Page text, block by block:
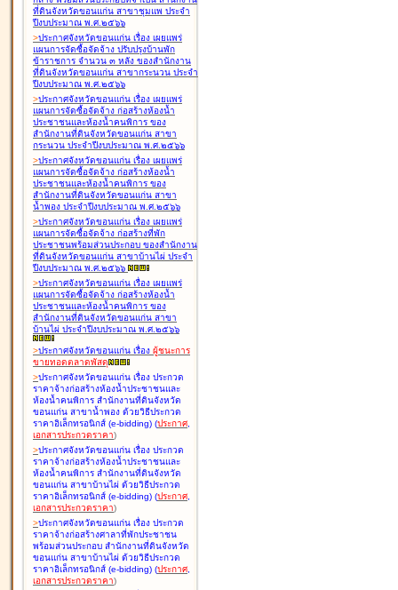
ที่ดินจังหวัดขอนแก่น สาขาชุมแพ ประจำ
ปีงบประมาณ พ.ศ.๒๕๖๖
>ประกาศจังหวัดขอนแก่น เรื่อง เผยแพร่
แผนการจัดซื้อจัดจ้าง ปรับปรุงบ้านพัก
ข้าราชการ จำนวน ๓ หลัง ของสำนักงาน
ที่ดินจังหวัดขอนแก่น สาขากระนวน ประจำ
ปีงบประมาณ พ.ศ.๒๕๖๖
>ประกาศจังหวัดขอนแก่น เรื่อง เผยแพร่
แผนการจัดซื้อจัดจ้าง ก่อสร้างห้องน้ำ
ประชาชนและห้องน้ำคนพิการ ของ
สำนักงานที่ดินจังหวัดขอนแก่น สาขา
กระนวน ประจำปีงบประมาณ พ.ศ.๒๕๖๖
>ประกาศจังหวัดขอนแก่น เรื่อง เผยแพร่
แผนการจัดซื้อจัดจ้าง ก่อสร้างห้องน้ำ
ประชาชนและห้องน้ำคนพิการ ของ
สำนักงานที่ดินจังหวัดขอนแก่น สาขา
น้ำพอง ประจำปีงบประมาณ พ.ศ.๒๕๖๖
>ประกาศจังหวัดขอนแก่น เรื่อง เผยแพร่
แผนการจัดซื้อจัดจ้าง ก่อสร้างที่พัก
ประชาชนพร้อมส่วนประกอบ ของสำนักงาน
ที่ดินจังหวัดขอนแก่น สาขาบ้านไผ่ ประจำ
ปีงบประมาณ พ.ศ.๒๕๖๖
>ประกาศจังหวัดขอนแก่น เรื่อง เผยแพร่
แผนการจัดซื้อจัดจ้าง ก่อสร้างห้องน้ำ
ประชาชนและห้องน้ำคนพิการ ของ
สำนักงานที่ดินจังหวัดขอนแก่น สาขา
บ้านไผ่ ประจำปีงบประมาณ พ.ศ.๒๕๖๖
>ประกาศจังหวัดขอนแก่น เรื่อง ผู้ชนะการ
ขายทอดตลาดพัสดุ
>ประกาศจังหวัดขอนแก่น เรื่อง ประกวด
ราคาจ้างก่อสร้างห้องน้ำประชาชนและ
ห้องน้ำคนพิการ สำนักงานที่ดินจังหวัด
ขอนแก่น สาขาน้ำพอง ด้วยวิธีประกวด
ราคาอิเล็กทรอนิกส์ (e-bidding) (ประกาศ,
เอกสารประกวดราคา)
>ประกาศจังหวัดขอนแก่น เรื่อง ประกวด
ราคาจ้างก่อสร้างห้องน้ำประชาชนและ
ห้องน้ำคนพิการ สำนักงานที่ดินจังหวัด
ขอนแก่น สาขาบ้านไผ่ ด้วยวิธีประกวด
ราคาอิเล็กทรอนิกส์ (e-bidding) (ประกาศ,
เอกสารประกวดราคา)
>ประกาศจังหวัดขอนแก่น เรื่อง ประกวด
ราคาจ้างก่อสร้างศาลาที่พักประชาชน
พร้อมส่วนประกอบ สำนักงานที่ดินจังหวัด
ขอนแก่น สาขาบ้านไผ่ ด้วยวิธีประกวด
ราคาอิเล็กทรอนิกส์ (e-bidding) (ประกาศ,
เอกสารประกวดราคา)